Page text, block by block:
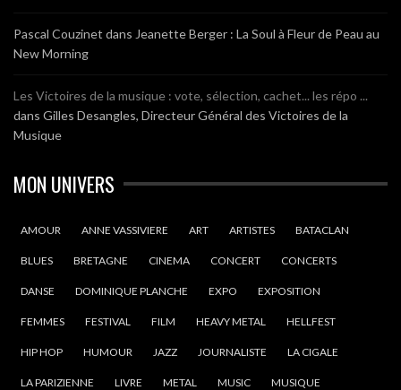
Pascal Couzinet dans Jeanette Berger : La Soul à Fleur de Peau au
New Morning
Les Victoires de la musique : vote, sélection, cachet... les répo ...
dans Gilles Desangles, Directeur Général des Victoires de la
Musique
MON UNIVERS
AMOUR ANNE VASSIVIERE ART ARTISTES BATACLAN
BLUES BRETAGNE CINEMA CONCERT CONCERTS
DANSE DOMINIQUE PLANCHE EXPO EXPOSITION
FEMMES FESTIVAL FILM HEAVY METAL HELLFEST
HIP HOP HUMOUR JAZZ JOURNALISTE LA CIGALE
LA PARIZIENNE LIVRE METAL MUSIC MUSIQUE